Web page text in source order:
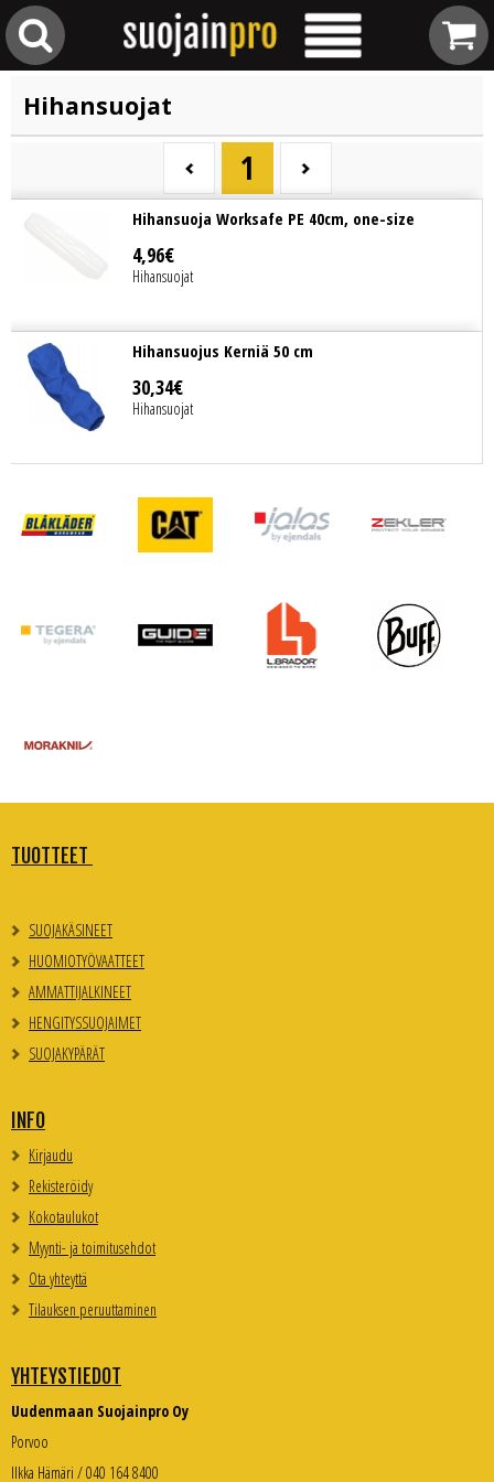
Hihansuojat
1
Hihansuoja Worksafe PE 40cm, one-size
4,96€
Hihansuojat
Hihansuojus Kerniä 50 cm
30,34€
Hihansuojat
TUOTTEET
SUOJAKÄSINEET
HUOMIOTYÖVAATTEET
AMMATTIJALKINEET
HENGITYSSUOJAIMET
SUOJAKYPÄRÄT
INFO
Kirjaudu
Rekisteröidy
Kokotaulukot
Myynti- ja toimitusehdot
Ota yhteyttä
Tilauksen peruuttaminen
YHTEYSTIEDOT
Uudenmaan Suojainpro Oy
Porvoo
Ilkka Hämäri / 040 164 8400